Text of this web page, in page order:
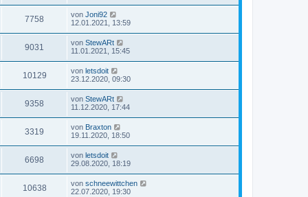
7758 von Joni92
12.01.2021, 13:59
9031 von StewARt
11.01.2021, 15:45
10129 von letsdoit
23.12.2020, 09:30
9358 von StewARt
11.12.2020, 17:44
3319 von Braxton
19.11.2020, 18:50
6698 von letsdoit
29.08.2020, 18:19
10638 von schneewittchen
22.07.2020, 19:30